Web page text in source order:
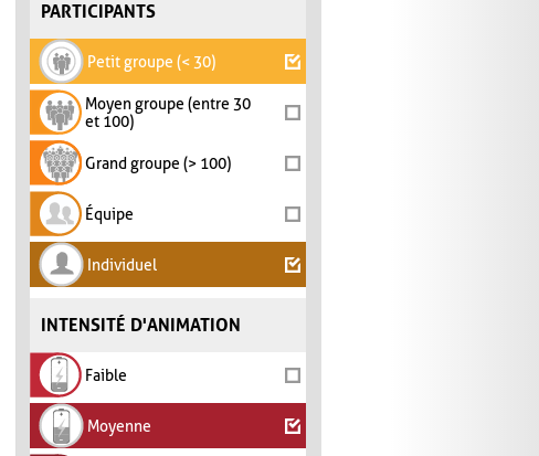
PARTICIPANTS
Petit groupe (< 30)
Moyen groupe (entre 30
et 100)
Grand groupe (> 100)
Équipe
Individuel
INTENSITÉ D'ANIMATION
Faible
Moyenne